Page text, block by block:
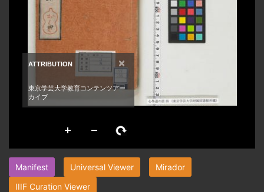
Manifest Universal Viewer
Mirador
IIIF Curation Viewer